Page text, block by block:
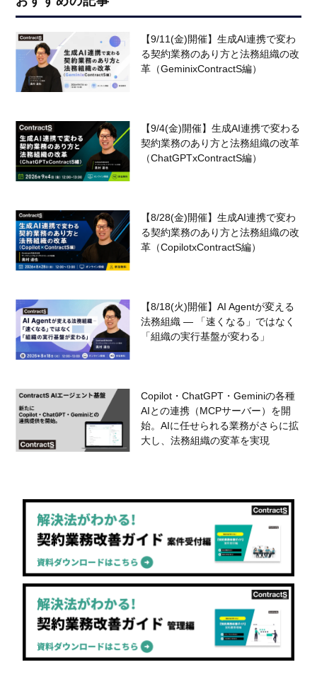
【9/11(金)開催】生成AI連携で変わ
る契約業務のあり方と法務組織の改
革（GeminixContractS編）
【9/4(金)開催】生成AI連携で変わる
契約業務のあり方と法務組織の改革
（ChatGPTxContractS編）
【8/28(金)開催】生成AI連携で変わ
る契約業務のあり方と法務組織の改
革（CopilotxContractS編）
【8/18(火)開催】AI Agentが変える
法務組織 — 「速くなる」ではなく
「組織の実行基盤が変わる」
Copilot・ChatGPT・Geminiの各種
AIとの連携（MCPサーバー）を開
始。AIに任せられる業務がさらに拡
大し、法務組織の変革を実現